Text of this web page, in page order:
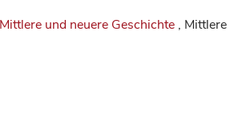
Mittlere und neuere Geschichte , Mittlere